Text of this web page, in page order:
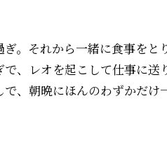
。それから一緒に食事をと
、レオを起こして仕事に送
、朝晩にほんのわずかだけ